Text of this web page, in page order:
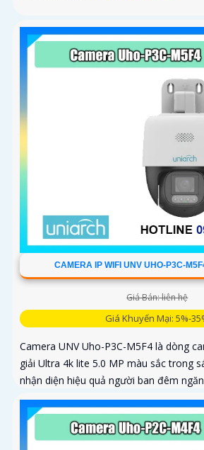
CAMERA IP WIFI UNV UHO-P3C-
Giá Bán: liên hệ
Giá Khuyến Mại: 5%-
Camera UNV Uho-P3C-M5F4 là dòng
giải Ultra 4k lite 5.0 MP màu sắc trong
nhận diện hiệu quả người ban đêm